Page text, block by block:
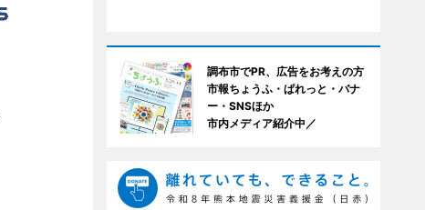
調布市でPR、広告をお考えの方
市報ちょうふ・ぱれっと・バナ
ー・SNSほか
市内メディア紹介中／